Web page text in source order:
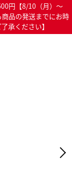
円【8/10（月）～
品の発送までにお時
承ください】